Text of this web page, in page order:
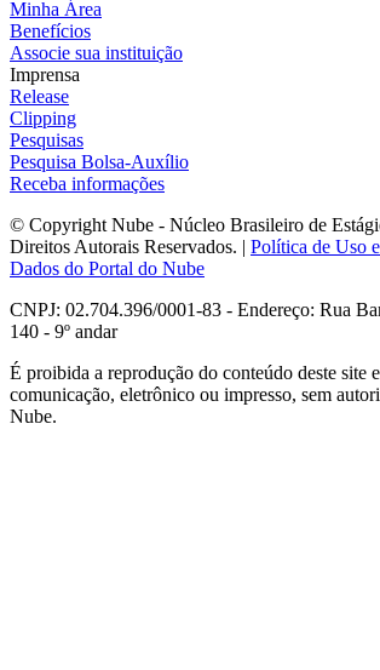
Minha Área
Benefícios
Associe sua instituição
Imprensa
Release
Clipping
Pesquisas
Pesquisa Bolsa-Auxílio
Receba informações
© Copyright Nube - Núcleo Brasileiro de
Direitos Autorais Reservados. | Política de Uso
Dados do Portal do Nube
CNPJ: 02.704.396/0001-83 - Endereço: Rua
140 - 9º andar
É proibida a reprodução do conteúdo deste site
comunicação, eletrônico ou impresso, sem
Nube.